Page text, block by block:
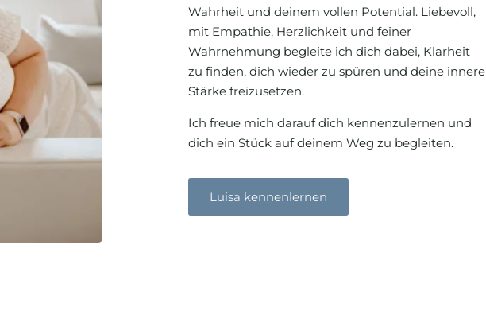
Wahrheit und deinem vollen Potential. Liebevoll,
mit Empathie, Herzlichkeit und feiner
Wahrnehmung begleite ich dich dabei, Klarheit
zu finden, dich wieder zu spüren und deine innere
Stärke freizusetzen.
Ich freue mich darauf dich kennenzulernen und
dich ein Stück auf deinem Weg zu begleiten.
Luisa kennenlernen